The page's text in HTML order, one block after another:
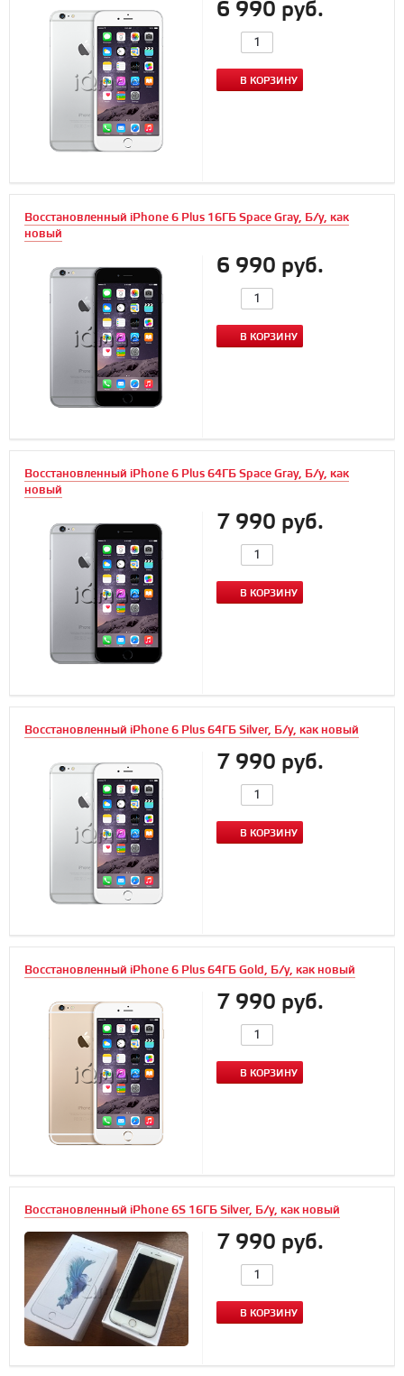
6 990 руб.
В КОРЗИНУ
Восстановленный iPhone 6 Plus 16ГБ Space Gray, Б/у, как
новый
6 990 руб.
В КОРЗИНУ
Восстановленный iPhone 6 Plus 64ГБ Space Gray, Б/у, как
новый
7 990 руб.
В КОРЗИНУ
Восстановленный iPhone 6 Plus 64ГБ Silver, Б/у, как новый
7 990 руб.
В КОРЗИНУ
Восстановленный iPhone 6 Plus 64ГБ Gold, Б/у, как новый
7 990 руб.
В КОРЗИНУ
Восстановленный iPhone 6S 16ГБ Silver, Б/у, как новый
7 990 руб.
В КОРЗИНУ